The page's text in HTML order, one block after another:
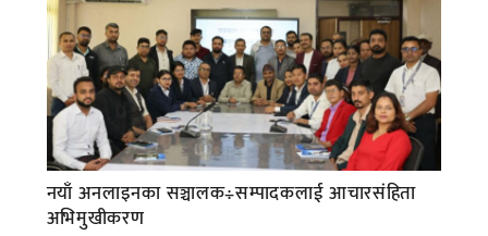
नयाँ अनलाइनका सञ्चालक÷सम्पादकलाई आचारसंहिता
अभिमुखीकरण